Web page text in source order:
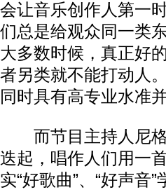
会让音乐创作人第一
们总是给观众同一类
大多数时候，真正好
者另类就不能打动人
同时具有高专业水准
而节目主持人尼格
迭起，唱作人们用一
实“好歌曲”、“好声音